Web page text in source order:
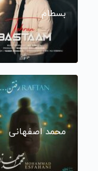
بسطام
محمد اصفهانی